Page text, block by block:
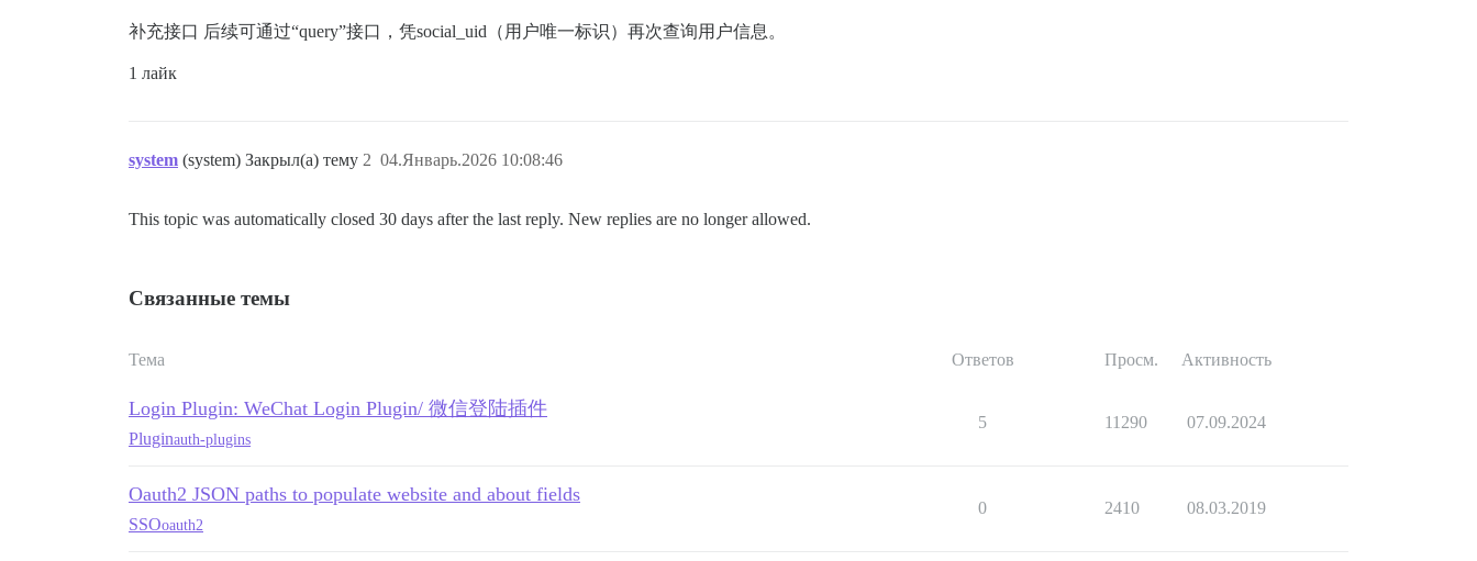
补充接口 后续可通过“query”接口，凭social_uid（用户唯一标识）再次查询用户信息。
1 лайк
system (system) Закрыл(а) тему 04.Январь.2026 10:08:46
2
This topic was automatically closed 30 days after the last reply. New replies are no longer allowed.
Связанные темы
Тема Ответов Просм. Активность
Login Plugin: WeChat Login Plugin/ 微信登陆插件
Pluginauth-plugins
5 11290 07.09.2024
Oauth2 JSON paths to populate website and about fields
SSOoauth2
0 2410 08.03.2019